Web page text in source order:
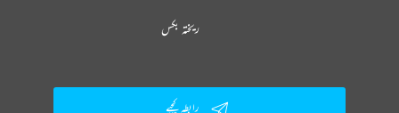
ریختہ بکس
رابطہ کیجیے